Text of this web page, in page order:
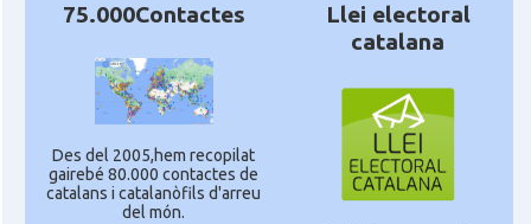
75.000Contactes
Des del 2005,hem recopilat
gairebé 80.000 contactes de
catalans i catalanòfils d'arreu
del món.
Llei electoral
catalana